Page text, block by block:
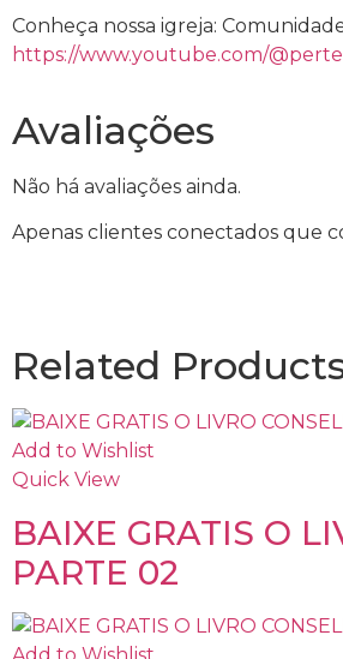
Conheça nossa igreja:
https://www.youtube.com/
Avaliações
Não há avaliações ainda.
Apenas clientes conectados que
Related
Add to Wishlist
Quick View
BAIXE GRATIS O
PARTE 02